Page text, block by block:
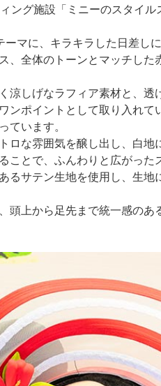
ング施設「ミニーのスタイ
マに、キラキラした日差し
、全体のトーンとマッチし
しげなラフィア素材と、透
ンポイントとして取り入れ
います。
な雰囲気を醸し出し、白地
とで、ふんわりと広がった
るサテン生地を使用し、生
上から足先まで統一感のあ